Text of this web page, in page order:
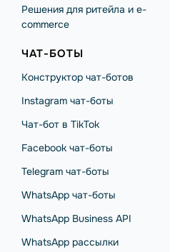
Решения для ритейла и e-
commerce
ЧАТ-БОТЫ
Конструктор чат-ботов
Instagram чат-боты
Чат-бот в TikTok
Facebook чат-боты
Telegram чат-боты
WhatsApp чат-боты
WhatsApp Business API
WhatsApp рассылки